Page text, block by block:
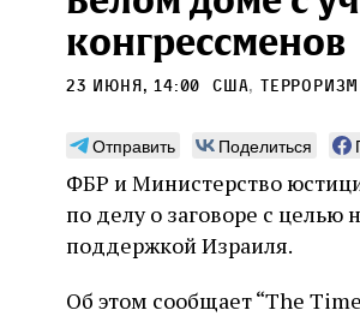
конгрессменов
23 июня, 14:00 сша,терроризм
Отправить Поделиться
ФБР и Министерство
по делу о заговоре с целью
поддержкой Израиля.
Об этом сообщает “The
Погромы 1929
неделя,
судьбу
Примерно за полторы недели
погромов Ребе совершал
местам Эрец‑Исраэль. Он